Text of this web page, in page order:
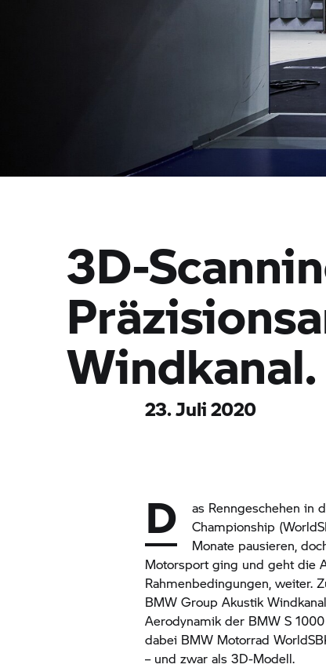
3D-
Windkanal.
23. Juli 2020
D
as Renngeschehen in
Championship
Monate pausieren,
Motorsport ging und geht die
Rahmenbedingungen, weiter.
BMW Group Akustik
Aerodynamik der BMW S 1000
dabei BMW Motorrad
– und zwar als 3D-Modell.